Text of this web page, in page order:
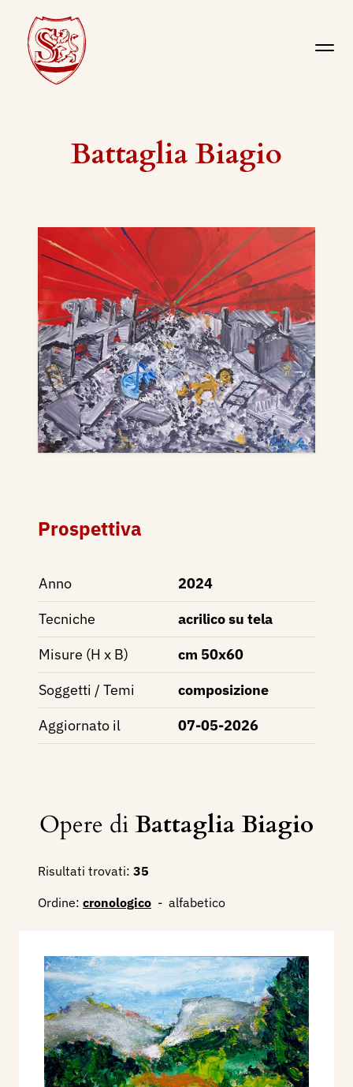
Battaglia Biagio
Prospettiva
Anno
2024
Tecniche
acrilico su tela
Misure (H x B)
cm 50x60
Soggetti / Temi
composizione
Aggiornato il
07-05-2026
Opere diBattaglia Biagio
Risultati trovati: 35
Ordine: cronologico - alfabetico